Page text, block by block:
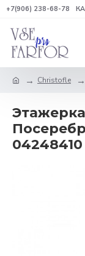
+7(906) 238-68-78
Christofle
04248410